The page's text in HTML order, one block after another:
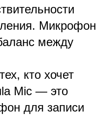
Микрофон
между
кто хочет
Mic — это
для записи